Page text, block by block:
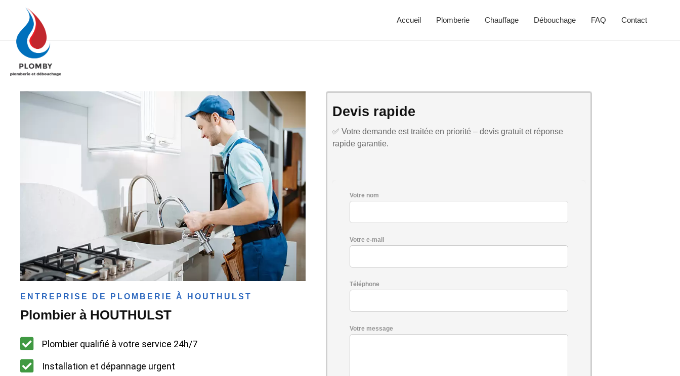
Accueil Plomberie Chauffage Débouchage FAQ Contact
ENTREPRISE DE PLOMBERIE À HOUTHULST
Plombier à HOUTHULST
Plombier qualifié à votre service 24h/7
Installation et dépannage urgent
Devis rapide
✅ Votre demande est traitée en priorité – devis gratuit et réponse
rapide garantie.
Votre nom
Votre e-mail
Téléphone
Votre message